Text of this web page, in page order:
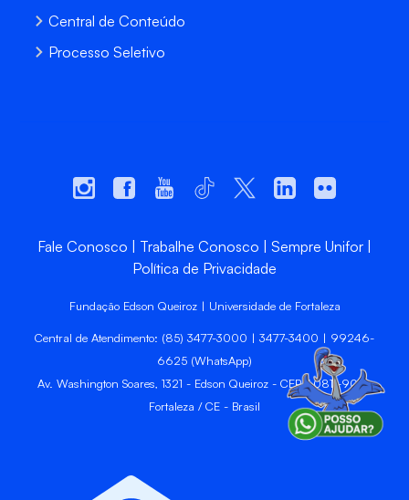
Central de Conteúdo
Processo Seletivo
Fale Conosco Trabalhe Conosco
Sempre Unifor
Política de Privacidade
Fundação Edson Queiroz | Universidade de Fortaleza
Central de Atendimento: (85) 3477-3000 | 3477-3400 | 99246-
6625 (WhatsApp)
Av. Washington Soares, 1321 - Edson Queiroz - CEP 60811-905 -
Fortaleza / CE - Brasil